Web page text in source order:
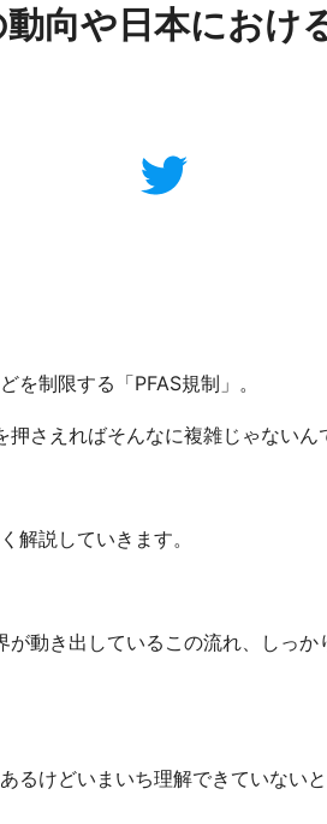
向や日本におけ
を制限する「PFAS規制」。
さえればそんなに複雑じゃないん
解説していきます。
動き出しているこの流れ、しっか
るけどいまいち理解できていない